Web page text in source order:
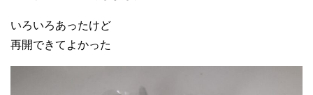
いろいろあったけど
再開できてよかった